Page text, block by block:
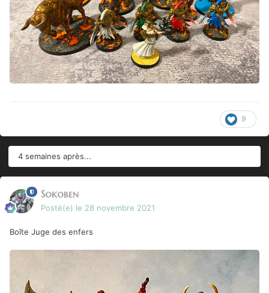
9
4 semaines après...
Sokoben
Posté(e) le 28 novembre 2021
Boîte Juge des enfers